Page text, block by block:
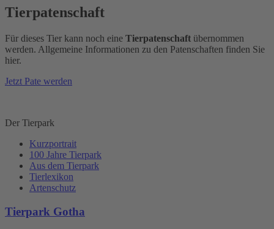
Tierpatenschaft
Für dieses Tier kann noch eine Tierpatenschaft übernommen
werden. Allgemeine Informationen zu den Patenschaften finden Sie
hier.
Jetzt Pate werden
Der Tierpark
Kurzportrait
100 Jahre Tierpark
Aus dem Tierpark
Tierlexikon
Artenschutz
Tierpark Gotha